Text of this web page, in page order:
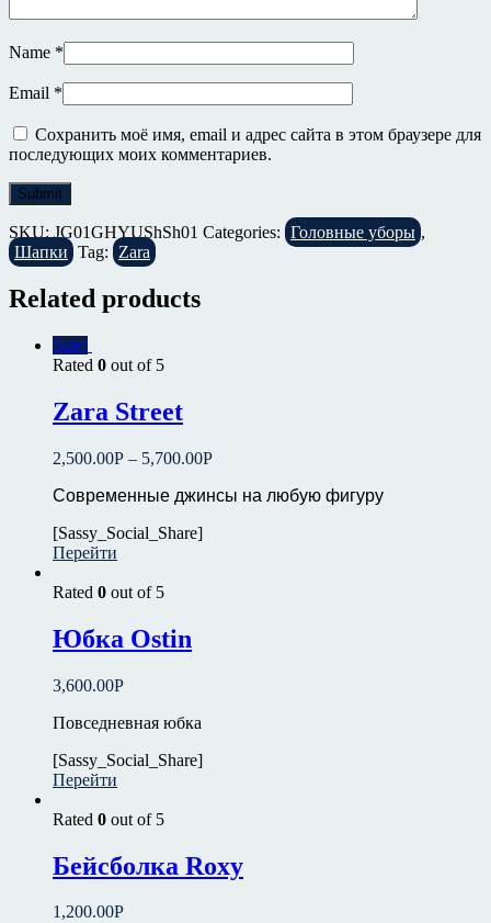
Name *
Email *
Сохранить моё имя, email и адрес сайта в этом браузере для
последующих моих комментариев.
SKU: JG01GHYUShSh01 Categories: Головные уборы ,
Шапки Tag: Zara
Related products
Sale!
Rated 0 out of 5
Zara Street
2,500.00Р – 5,700.00Р
Современные джинсы на любую фигуру
[Sassy_Social_Share]
Перейти
Rated 0 out of 5
Юбка Ostin
3,600.00Р
Повседневная юбка
[Sassy_Social_Share]
Перейти
Rated 0 out of 5
Бейсболка Roxy
1,200.00Р